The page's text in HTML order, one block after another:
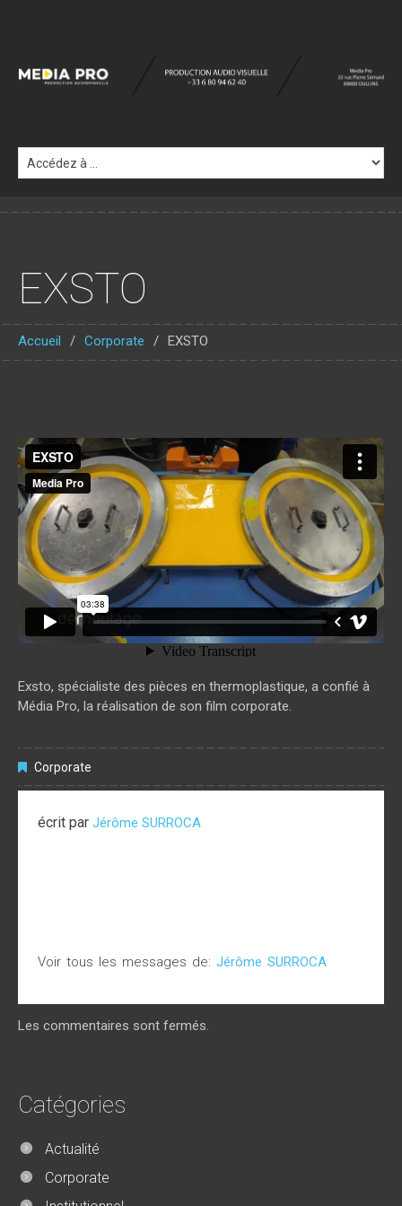
EXSTO
Accueil Corporate EXSTO
EXSTOfrommedia proonVimeo.
Exsto, spécialiste des pièces en thermoplastique, a confié à
Média Pro, la réalisation de son film corporate.
Corporate
écrit par Jérôme SURROCA
Voir tous les messages de: Jérôme SURROCA
Les commentaires sont fermés.
Catégories
Actualité
Corporate